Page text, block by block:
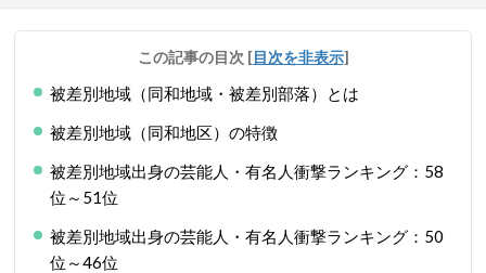
この記事の目次 [目次を非表示]
被差別地域（同和地域・被差別部落）とは
被差別地域（同和地区）の特徴
被差別地域出身の芸能人・有名人衝撃ランキング：58
位～51位
被差別地域出身の芸能人・有名人衝撃ランキング：50
位～46位